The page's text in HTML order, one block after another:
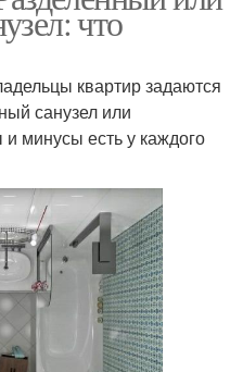
что
квартир задаются
санузел или
минусы есть у каждого